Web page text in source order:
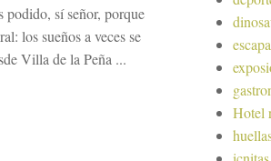
podido, sí señor, porque
los sueños a veces se
Villa de la Peña ...
Hotel